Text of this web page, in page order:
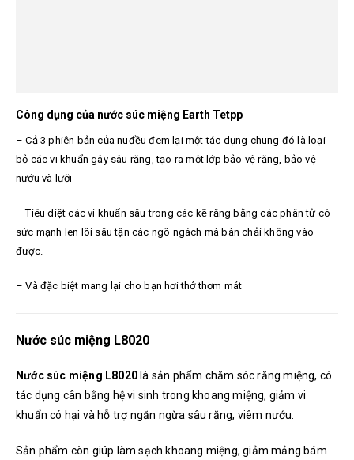
Công dụng của nước súc miệng Earth Tetpp
– Cả 3 phiên bản của nuđều đem lại một tác dụng chung đó là loại
bỏ các vi khuẩn gây sâu răng, tạo ra một lớp bảo vệ răng, bảo vệ
nướu và lưỡi
– Tiêu diệt các vi khuẩn sâu trong các kẽ răng bằng các phân tử có
sức mạnh len lõi sâu tận các ngõ ngách mà bàn chải không vào
được.
– Và đặc biệt mang lại cho bạn hơi thở thơm mát
Nước súc miệng L8020
Nước súc miệng L8020 là sản phẩm chăm sóc răng miệng, có
tác dụng cân bằng hệ vi sinh trong khoang miệng, giảm vi
khuẩn có hại và hỗ trợ ngăn ngừa sâu răng, viêm nướu.
Sản phẩm còn giúp làm sạch khoang miệng, giảm mảng bám